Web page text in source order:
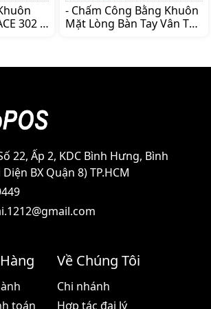
302 -
xử lý
dụng
100
với
RS
- Chấm Công Bằng Khuôn
Mặt Lòng Bàn Tay Vân Tay
Âm Thanh Chuông Báo
Giờ Vào Ra Tăng Ca… - Kết
Nối Với Máy Tính Qua
22, Ấp 2, KDC Bình Hưng, Bình
BX Quận 8) TP.HCM
toán
Về Chúng Tôi
Chi nhánh
Hợp tác đại lý